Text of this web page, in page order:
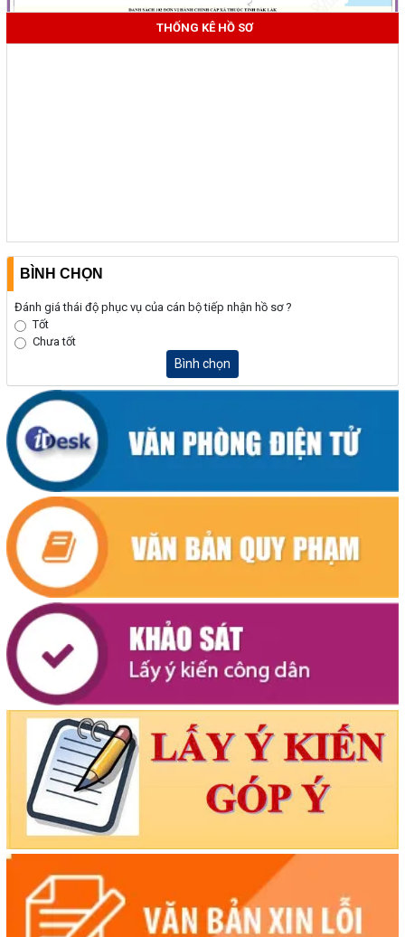
THỐNG KÊ HỒ SƠ
BÌNH CHỌN
Đánh giá thái độ phục vụ của cán bộ tiếp nhận hồ sơ ?
Tốt
Chưa tốt
Bình chọn